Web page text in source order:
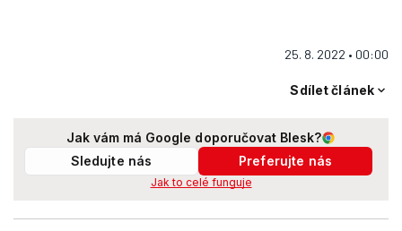
25. 8. 2022 • 00:00
Sdílet článek
Jak vám má Google doporučovat Blesk?
Sledujte nás
Preferujte nás
Jak to celé funguje